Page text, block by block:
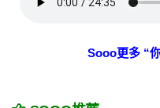
Sooo更多 “